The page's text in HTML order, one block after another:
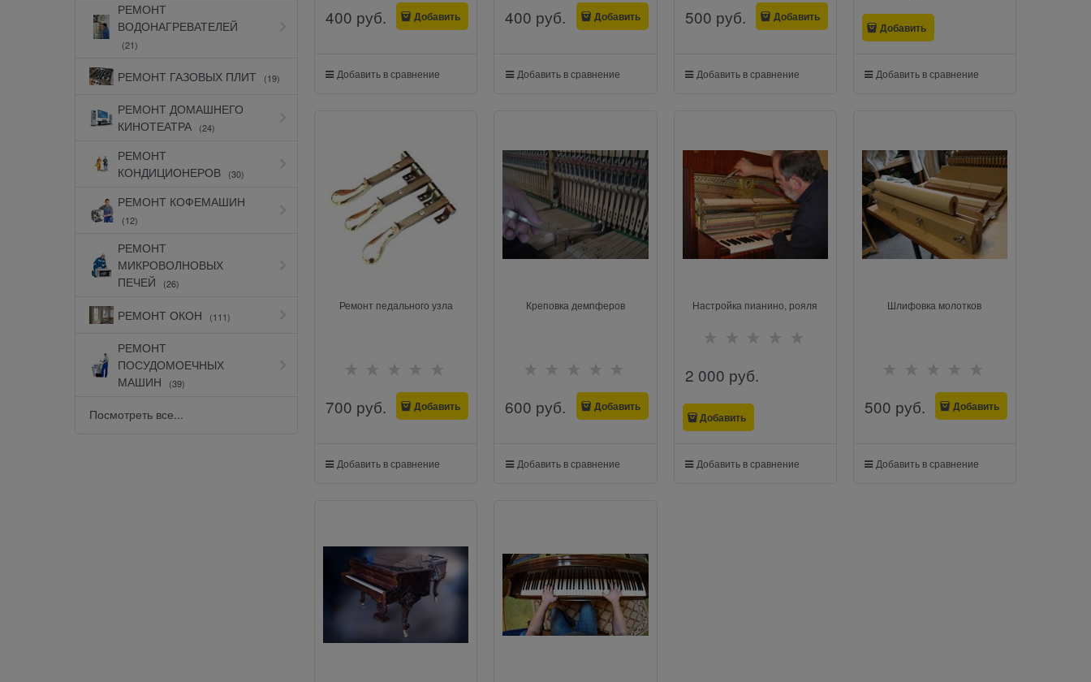
РЕМОНТ
ВОДОНАГРЕВАТЕЛЕЙ
(21)
РЕМОНТ ГАЗОВЫХ ПЛИТ (19)
РЕМОНТ ДОМАШНЕГО
КИНОТЕАТРА
(24)
РЕМОНТ
КОНДИЦИОНЕРОВ
(30)
РЕМОНТ КОФЕМАШИН
(12)
РЕМОНТ
МИКРОВОЛНОВЫХ
ПЕЧЕЙ
(26)
РЕМОНТ ОКОН (111)
РЕМОНТ
ПОСУДОМОЕЧНЫХ
МАШИН
(39)
Посмотреть все...
400 руб. Добавить
Добавить в сравнение
400 руб. Добавить
Добавить в сравнение
500 руб. Добавить
Добавить в сравнение
Добавить
Добавить в сравнение
Ремонт педального узла
700 руб. Добавить
Добавить в сравнение
Креповка демпферов
600 руб. Добавить
Добавить в сравнение
Настройка пианино, рояля
2 000 руб.
Добавить
Добавить в сравнение
Шлифовка молотков
500 руб. Добавить
Добавить в сравнение